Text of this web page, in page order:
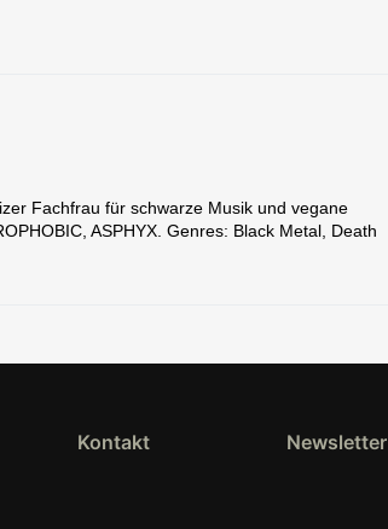
Fachfrau für schwarze Musik und vegane
ASPHYX. Genres: Black Metal, Death
Kontakt Newsletter